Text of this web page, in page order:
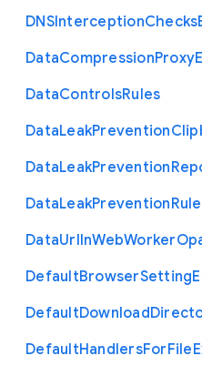
DNSInterceptionChecks
DataCompressionProxy
DataControlsRules
DataLeakPrevention
DataLeakPrevention
DataLeakPrevention
DataUrlInWebWorker
DefaultBrowserSetting
DefaultDownload
DefaultHandlersForFile